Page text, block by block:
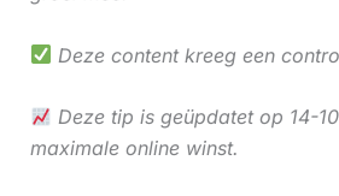
Deze content kreeg een
Deze tip is geüpdatet op 14-
maximale online winst.